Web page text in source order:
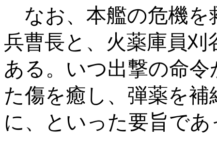
なお、本艦の危機を
兵曹長と、火薬庫員
ある。いつ出撃の命
た傷を癒し、弾薬を
に、といった要旨で